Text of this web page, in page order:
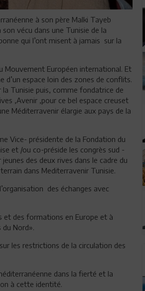
à son père Malki Tayeb
vécu dans une Tunisie de la
qui l’ont misent à jamais sur la
Mouvement Européen international. Et
d’un espace loin des zones de conflits.
Tunisie puis, comme fondatrice de
,Avenir ,pour ce bel espace creuset
Méditerravenir élargie aux pays de la
Vice- présidente de la Fondation du
et /ou co-préside les congrès sud -
des deux rives dans le cadre du
dans Mediterravenir Tunisie.
des échanges avec
et des formations en Europe et à
du Nord».
les restrictions de la circulation des
dans la fierté et la
à cette identité.